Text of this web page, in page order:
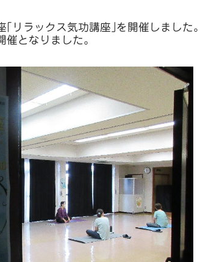
リラックス気功講座｣を開催しました。
催となりました。